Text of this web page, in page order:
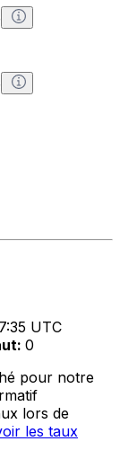
UTC
: 0
pour notre
lors de
les taux